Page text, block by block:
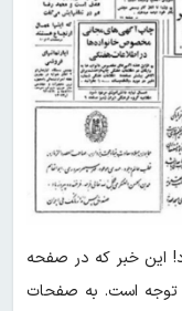
این خبر که در صفحه
توجه است. به صفحات